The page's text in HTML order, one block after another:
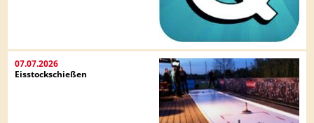
07.07.2026
Eisstockschießen